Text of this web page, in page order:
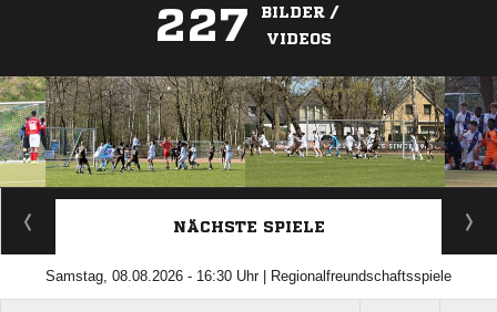
227
BILDER /
VIDEOS
ANZEIGE
NÄCHSTE SPIELE
Samstag, 08.08.2026 - 16:30 Uhr | Regionalfreundschaftsspiele